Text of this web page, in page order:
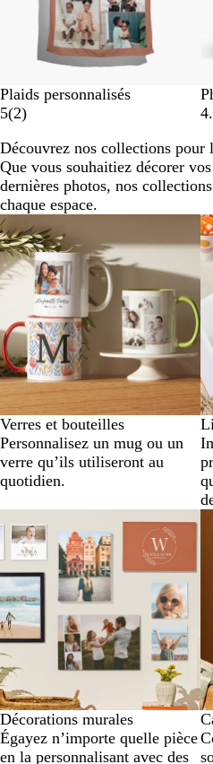
Plaids personnalisés
5(2)
Découvrez nos collections pour
Que vous souhaitiez décorer
dernières photos, nos
chaque espace.
Verres et bouteilles
Personnalisez un mug ou un
verre qu’ils utiliseront au
quotidien.
Décorations murales
Égayez n’importe quelle pièce
en la personnalisant avec des